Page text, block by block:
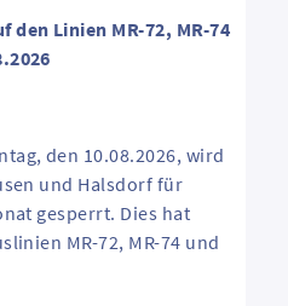
Linien MR-72, MR-74
den 10.08.2026, wird
und Halsdorf für
gesperrt. Dies hat
MR-72, MR-74 und